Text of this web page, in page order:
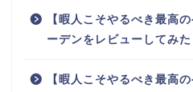
【暇人こそやるべき最高
ーデンをレビューしてみた
【暇人こそやるべき最高